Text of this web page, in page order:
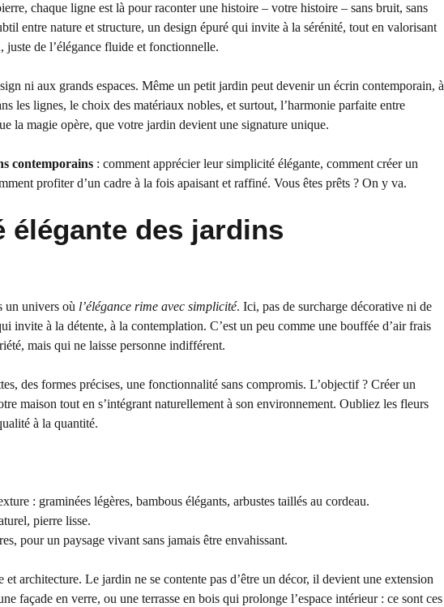
chaque ligne est là pour raconter une histoire – votre histoire – sans bruit, sans
entre nature et structure, un design épuré qui invite à la sérénité, tout en valorisant
juste de l’élégance fluide et fonctionnelle.
ni aux grands espaces. Même un petit jardin peut devenir un écrin contemporain, à
les lignes, le choix des matériaux nobles, et surtout, l’harmonie parfaite entre
la magie opère, que votre jardin devient une signature unique.
contemporains : comment apprécier leur simplicité élégante, comment créer un
profiter d’un cadre à la fois apaisant et raffiné. Vous êtes prêts ? On y va.
des jardins
un univers où l’élégance rime avec simplicité. Ici, pas de surcharge décorative ni de
invite à la détente, à la contemplation. C’est un peu comme une bouffée d’air frais
mais qui ne laisse personne indifférent.
des formes précises, une fonctionnalité sans compromis. L’objectif ? Créer un
maison tout en s’intégrant naturellement à son environnement. Oubliez les fleurs
à la quantité.
: graminées légères, bambous élégants, arbustes taillés au cordeau.
pierre lisse.
pour un paysage vivant sans jamais être envahissant.
architecture. Le jardin ne se contente pas d’être un décor, il devient une extension
façade en verre, ou une terrasse en bois qui prolonge l’espace intérieur : ce sont ces